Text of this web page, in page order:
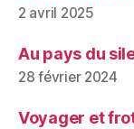
2 avril 2025
Au pays du
28 février 2024
Voyager et